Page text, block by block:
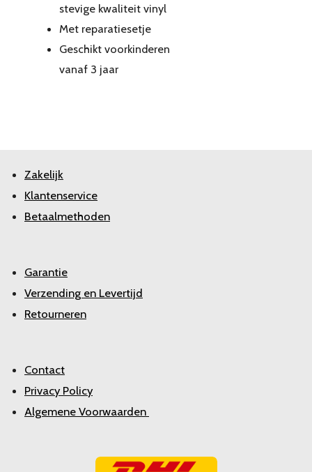
stevige kwaliteit vinyl
Met reparatiesetje
Geschikt voorkinderen
vanaf 3 jaar
Zakelijk
Klantenservice
Betaalmethoden
Garantie
Verzending en Levertijd
Retourneren
Contact
Privacy Policy
Algemene Voorwaarden